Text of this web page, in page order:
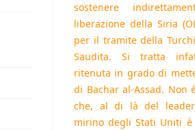
sostenere
liberazione della Siria
per il tramite della
Saudita. Si tratta
ritenuta in grado di
di Bachar al-Assad. Non
che, al di là del leader
mirino degli Stati Uniti è